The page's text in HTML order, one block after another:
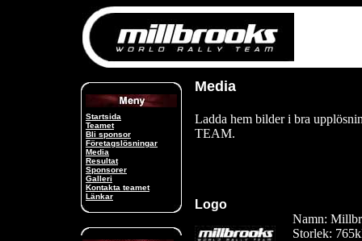
Startsida
Teamet
Bli sponsor
Företagslösningar
Media
Resultat
Sponsorer
Galleri
Kontakta teamet
Länkar
Media
Ladda hem bilder i bra
TEAM.
Logo
Namn:
Storlek: